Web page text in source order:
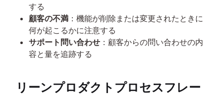
する
顧客の不満 ：機能が削除または変更されたときに
何が起こるかに注意する
サポート問い合わせ ：顧客からの問い合わせの内
容と量を追跡する
リーンプロダクトプロセスフレー